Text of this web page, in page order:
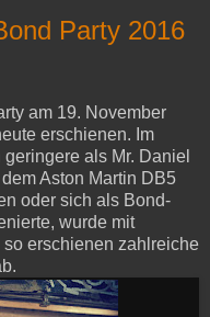
Party 2016
am 19. November
erschienen. Im
als Mr. Daniel
Aston Martin DB5
oder sich als Bond-
wurde mit
erschienen zahlreiche